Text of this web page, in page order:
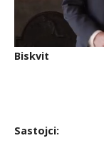
Biskvit
Sastojci: